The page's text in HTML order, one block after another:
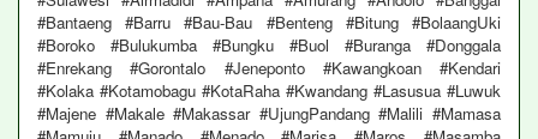
#Bantaeng #Barru #Bau-Bau #Benteng #Bitung #BolaangUki
#Boroko #Bulukumba #Bungku #Buol #Buranga #Donggala
#Enrekang #Gorontalo #Jeneponto #Kawangkoan #Kendari
#Kolaka #Kotamobagu #KotaRaha #Kwandang #Lasusua #Luwuk
#Majene #Makale #Makassar #UjungPandang #Malili #Mamasa